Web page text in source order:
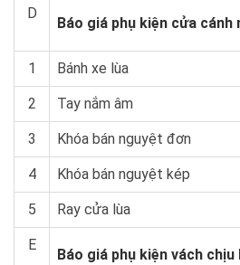
D
Báo giá phụ kiện cửa
1 Bánh xe lùa
2 Tay nắm âm
3 Khóa bán nguyệt đơn
4 Khóa bán nguyệt kép
5 Ray cửa lùa
E
Báo giá phụ kiện vách chịu